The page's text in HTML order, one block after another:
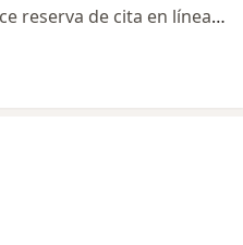
Este especialista no ofrece reserva de cita en línea en esta dirección.